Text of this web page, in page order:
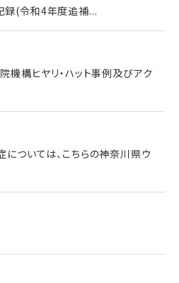
録(令和4年度追補...
構ヒヤリ・ハット事例及びアク
ついては、こちらの神奈川県ウ